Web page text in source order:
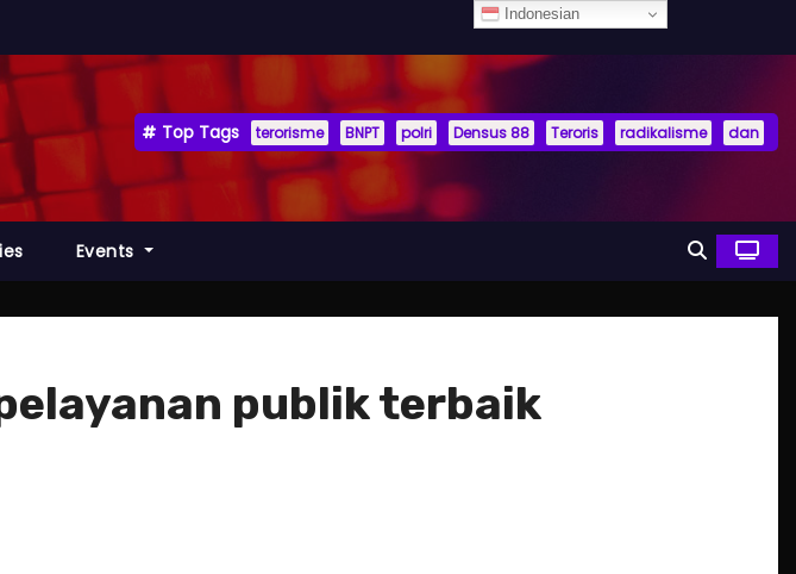
Top Tags terorisme BNPT polri Densus 88 Teroris radikalisme dan
Events
publik terbaik
Indonesian